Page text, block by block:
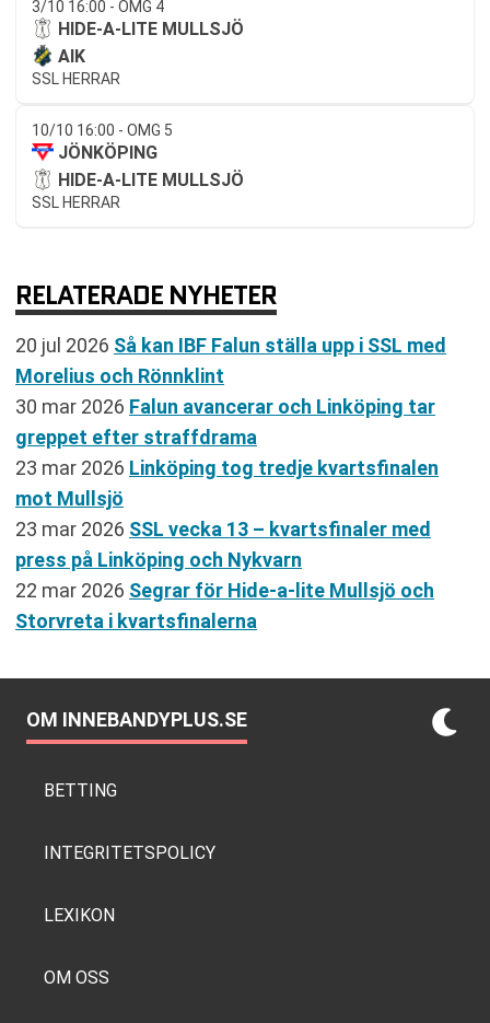
3/10 16:00 - OMG 4
HIDE-A-LITE MULLSJÖ
AIK
SSL HERRAR
10/10 16:00 - OMG 5
JÖNKÖPING
HIDE-A-LITE MULLSJÖ
SSL HERRAR
RELATERADE NYHETER
20 jul 2026 Så kan IBF Falun ställa upp i SSL med
Morelius och Rönnklint
30 mar 2026 Falun avancerar och Linköping tar
greppet efter straffdrama
23 mar 2026 Linköping tog tredje kvartsfinalen
mot Mullsjö
23 mar 2026 SSL vecka 13 – kvartsfinaler med
press på Linköping och Nykvarn
22 mar 2026 Segrar för Hide-a-lite Mullsjö och
Storvreta i kvartsfinalerna
OM INNEBANDYPLUS.SE
BETTING
INTEGRITETSPOLICY
LEXIKON
OM OSS